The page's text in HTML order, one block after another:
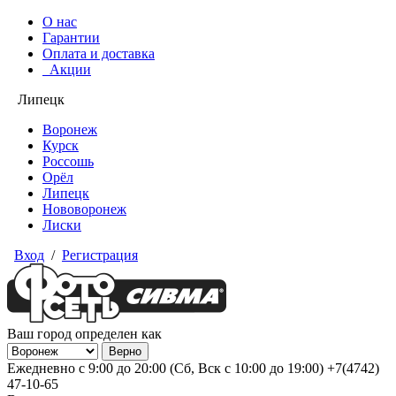
О нас
Гарантии
Оплата и доставка
Акции
Липецк
Воронеж
Курск
Россошь
Орёл
Липецк
Нововоронеж
Лиски
Вход / Регистрация
Ваш город определен как
Ежедневно с 9:00 до 20:00 (Сб, Вск с 10:00 до 19:00) +7(4742)
47-10-65